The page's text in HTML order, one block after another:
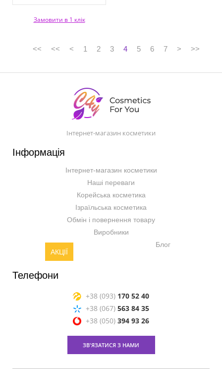
Замовити в 1 клік
<< << < 1 2 3 4 5 6 7 > >>
Інтернет-магазин косметики
Інформація
Інтернет-магазин косметики
Наші переваги
Корейська косметика
Ізраїльська косметика
Обмін і повернення товару
Виробники
АКЦІЇ
Блог
Телефони
+38 (093) 170 52 40
+38 (067) 563 84 35
+38 (050) 394 93 26
ЗВ'ЯЗАТИСЯ З НАМИ